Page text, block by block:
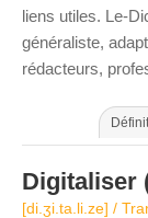
liens utiles. Le-
généraliste,
rédacteurs,
Digitaliser
[di.ʒi.ta.li.ze] /